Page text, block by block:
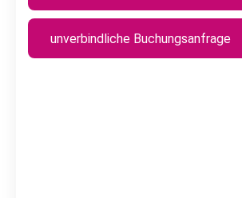
unverbindliche Buchungsanfrage